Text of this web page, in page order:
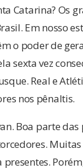
Catarina? Os
Em nosso
o poder de
sexta vez
Real e
nos pênaltis.
Boa parte